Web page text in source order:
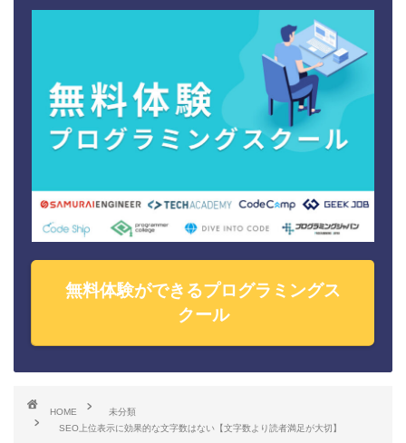
無料体験ができるプログラミングス
クール
HOME
未分類
SEO上位表示に効果的な文字数はない【文字数より読者満足が大切】